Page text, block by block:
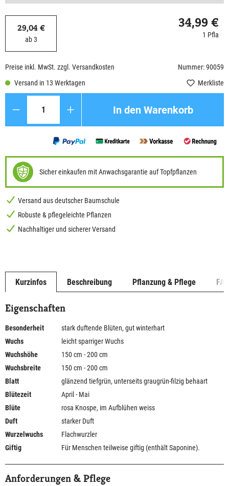
29,04 €
ab 3
34,99 €
1 Pfla
Preise inkl. MwSt. zzgl. Versandkosten
Nummer: 90059
Versand in 13 Werktagen
Merkliste
In den Warenkorb
Sicher einkaufen mit Anwachsgarantie auf Topfpflanzen
Versand aus deutscher Baumschule
Robuste & pflegeleichte Pflanzen
Nachhaltiger und sicherer Versand
Kurzinfos Beschreibung Pflanzung & Pflege
Eigenschaften
Besonderheit
stark duftende Blüten, gut winterhart
Wuchs
leicht sparriger Wuchs
Wuchshöhe
150 cm - 200 cm
Wuchsbreite
150 cm - 200 cm
Blatt
glänzend tiefgrün, unterseits graugrün-filzig behaart
Blütezeit
April - Mai
Blüte
rosa Knospe, im Aufblühen weiss
Duft
starker Duft
Wurzelwuchs
Flachwurzler
Giftig
Für Menschen teilweise giftig (enthält Saponine).
Anforderungen & Pflege